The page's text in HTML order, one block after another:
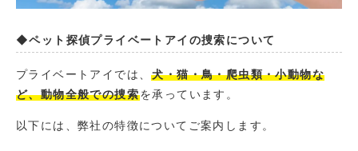
◆ペット探偵プライベートアイの捜索について
プライベートアイでは、犬・猫・鳥・爬虫類・小動物な
ど、動物全般での捜索を承っています。
以下には、弊社の特徴についてご案内します。